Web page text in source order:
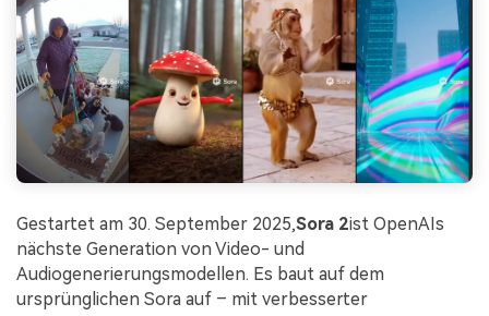
Gestartet am 30. September 2025,Sora 2ist OpenAIs
nächste Generation von Video- und
Audiogenerierungsmodellen. Es baut auf dem
ursprünglichen Sora auf – mit verbesserter